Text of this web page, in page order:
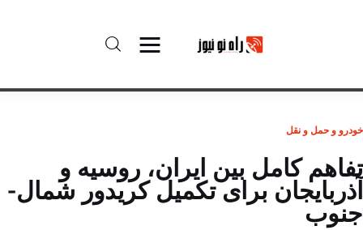
درباره راه‌ نو نیوز
ارتباط با راه‌ نو نیوز
خودرو و حمل و نقل
تفاهم کامل بین ایران، روسیه و
آذربایجان برای تکمیل کریدور شمال-
جنوب